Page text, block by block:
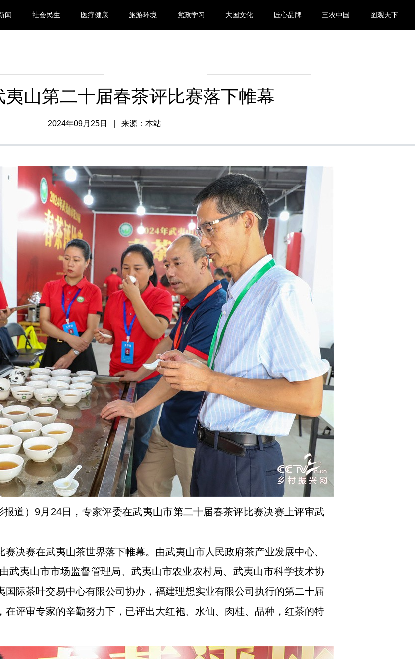
闻 社会民生 医疗健康 旅游环境 党政学习 大国文化 匠心品牌 三农中国 图观天下
夷山第二十届春茶评比赛落下帷幕
2024年09月25日 | 来源：本站
道）9月24日，专家评委在武夷山市第二十届春茶评比赛决赛上评审武
决赛在武夷山茶世界落下帷幕。由武夷山市人民政府茶产业发展中心、
武夷山市市场监督管理局、武夷山市农业农村局、武夷山市科学技术协
际茶叶交易中心有限公司协办，福建理想实业有限公司执行的第二十届
在评审专家的辛勤努力下，已评出大红袍、水仙、肉桂、品种，红茶的特